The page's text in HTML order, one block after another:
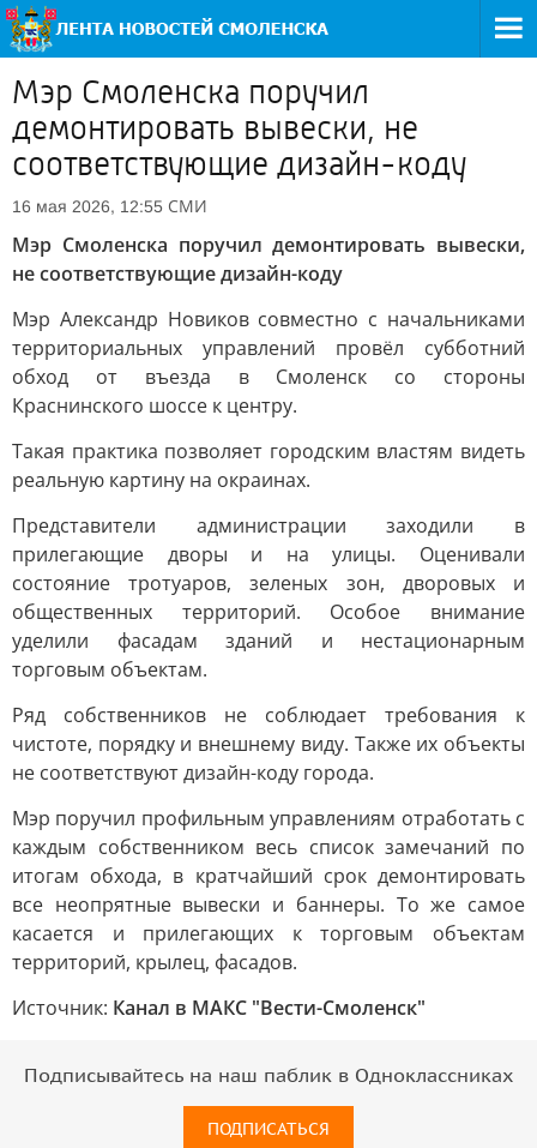
Мэр Смоленска поручил
демонтировать вывески, не
соответствующие дизайн-коду
16 мая 2026, 12:55 СМИ
Мэр Смоленска поручил демонтировать вывески,
не соответствующие дизайн-коду
Мэр Александр Новиков совместно с начальниками
территориальных управлений провёл субботний
обход от въезда в Смоленск со стороны
Краснинского шоссе к центру.
Такая практика позволяет городским властям видеть
реальную картину на окраинах.
Представители администрации заходили в
прилегающие дворы и на улицы. Оценивали
состояние тротуаров, зеленых зон, дворовых и
общественных территорий. Особое внимание
уделили фасадам зданий и нестационарным
торговым объектам.
Ряд собственников не соблюдает требования к
чистоте, порядку и внешнему виду. Также их объекты
не соответствуют дизайн-коду города.
Мэр поручил профильным управлениям отработать с
каждым собственником весь список замечаний по
итогам обхода, в кратчайший срок демонтировать
все неопрятные вывески и баннеры. То же самое
касается и прилегающих к торговым объектам
территорий, крылец, фасадов.
Источник: Канал в МАКС "Вести-Смоленск"
Подписывайтесь на наш паблик в Одноклассниках
ПОДПИСАТЬСЯ